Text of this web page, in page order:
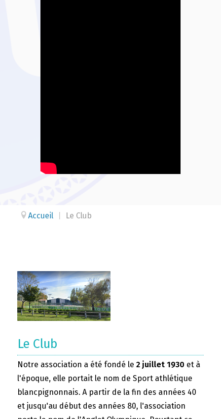
Accueil Le Club
Le Club
Notre association a été fondé le 2 juillet 1930 et à
l'époque, elle portait le nom de Sport athlétique
blancpignonnais. A partir de la fin des années 40
et jusqu'au début des années 80, l'association